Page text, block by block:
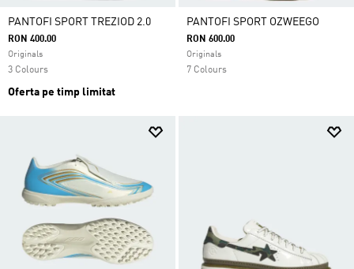
PANTOFI SPORT TREZIOD 2.0
RON 400.00
Originals
3 Colours
Oferta pe timp limitat
PANTOFI SPORT OZWEEGO
RON 600.00
Originals
7 Colours